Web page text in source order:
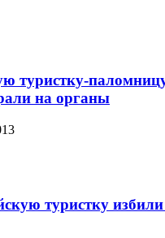
туристку-
на органы
туристку